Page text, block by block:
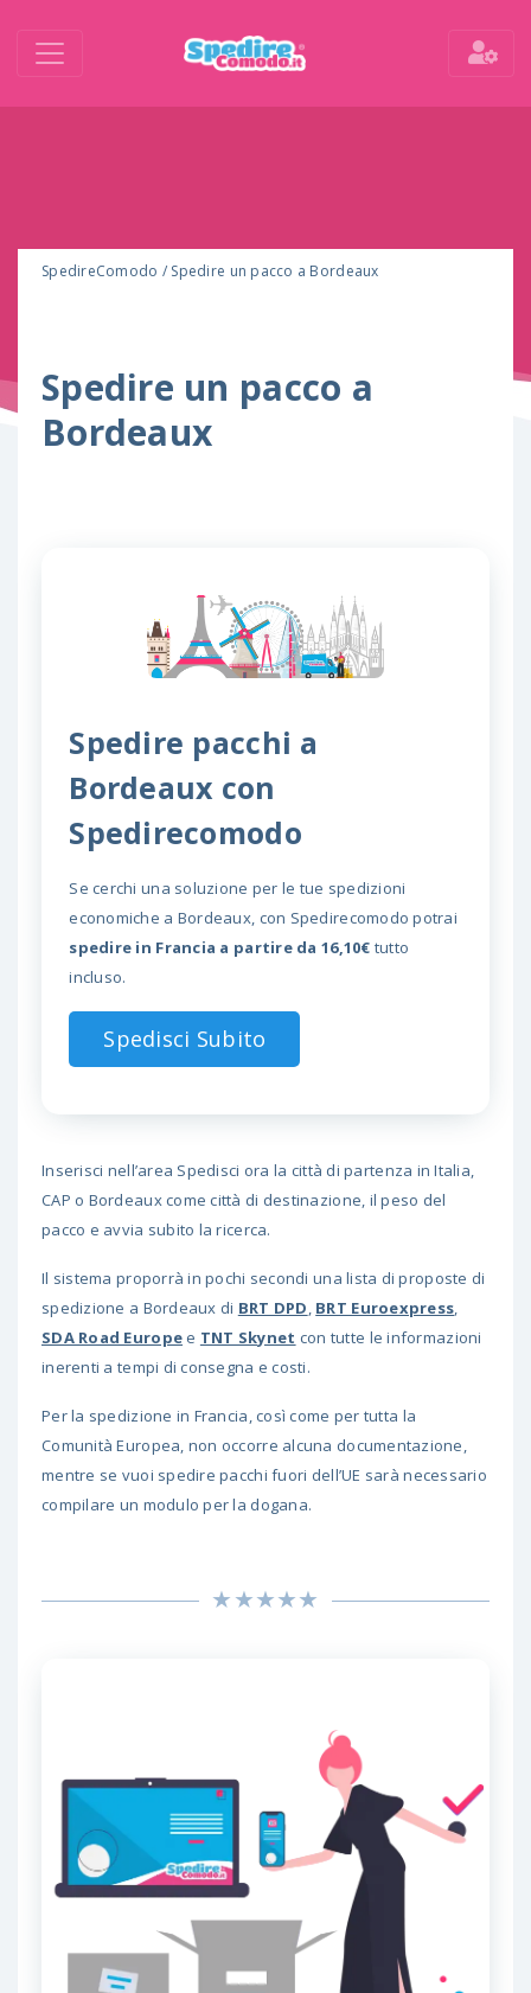
SpedireComodo / Spedire un pacco a Bordeaux
Spedire un pacco a
Bordeaux
Spedire pacchi a
Bordeaux con
Spedirecomodo
Se cerchi una soluzione per le tue spedizioni
economiche a Bordeaux, con Spedirecomodo potrai
spedire in Francia a partire da 16,10€ tutto
incluso.
Spedisci Subito
Inserisci nell’area Spedisci ora la città di partenza in Italia,
CAP o Bordeaux come città di destinazione, il peso del
pacco e avvia subito la ricerca.
Il sistema proporrà in pochi secondi una lista di proposte di
spedizione a Bordeaux di BRT DPD BRT Euroexpress
SDA Road Europe e TNT Skynet con tutte le informazioni
inerenti a tempi di consegna e costi.
Per la spedizione in Francia, così come per tutta la
Comunità Europea, non occorre alcuna documentazione,
mentre se vuoi spedire pacchi fuori dell’UE sarà necessario
compilare un modulo per la dogana.